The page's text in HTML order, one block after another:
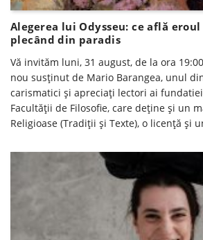
Alegerea lui Odysseu: ce află
plecând din paradis
Vă invităm luni, 31 august, de la ora
nou susţinut de Mario Barangea, unul
carismatici şi apreciaţi lectori ai
Facultăţii de Filosofie, care deţine şi un
Religioase (Tradiţii şi Texte), o licenţă şi